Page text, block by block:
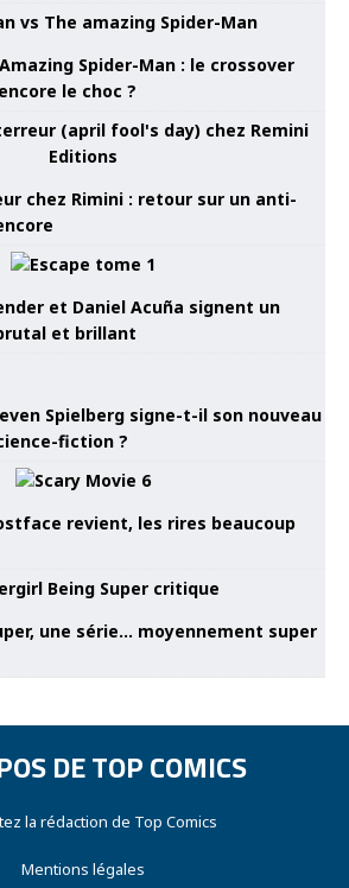
Spider-Man : le crossover
le choc ?
chez Rimini : retour sur un anti-
et Daniel Acuña signent un
et brillant
Spielberg signe-t-il son nouveau
fiction ?
revient, les rires beaucoup
une série… moyennement super
DE TOP COMICS
la rédaction de Top Comics
Mentions légales